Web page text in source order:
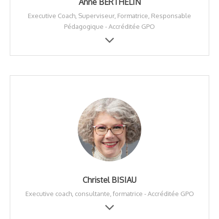
Anne BERTHELIN
Executive Coach, Superviseur, Formatrice, Responsable
Pédagogique - Accréditée GPO
Christel BISIAU
Executive coach, consultante, formatrice - Accréditée GPO